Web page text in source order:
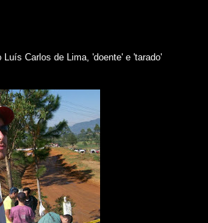
Carlos de Lima, 'doente' e 'tarado'